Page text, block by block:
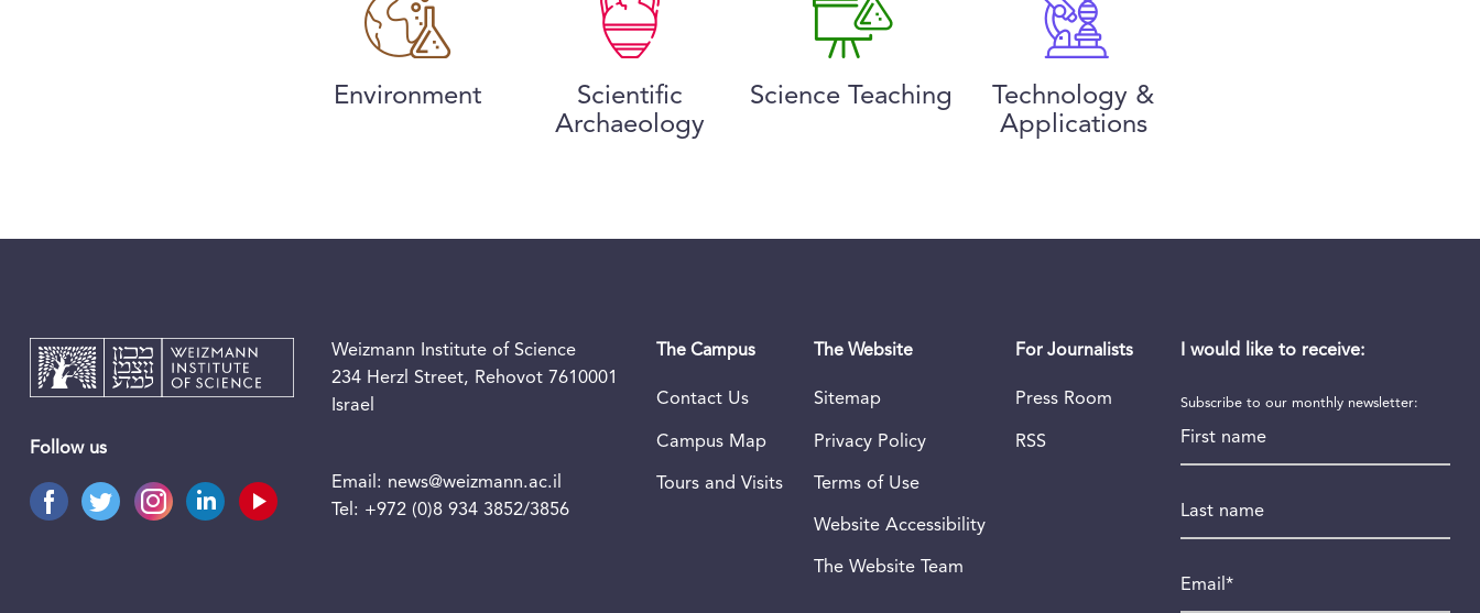
Environment
Scientific
Archaeology
Science Teaching
Technology &
Applications
Follow us
Weizmann Institute of Science
234 Herzl Street, Rehovot 7610001
Israel
Email: news@weizmann.ac.il
Tel: +972 (0)8 934 3852/3856
The Campus
Contact Us
Campus Map
Tours and Visits
The Website
Sitemap
Privacy Policy
Terms of Use
Website Accessibility
The Website Team
For Journalists
Press Room
RSS
I would like to receive:
Subscribe to our monthly newsletter: